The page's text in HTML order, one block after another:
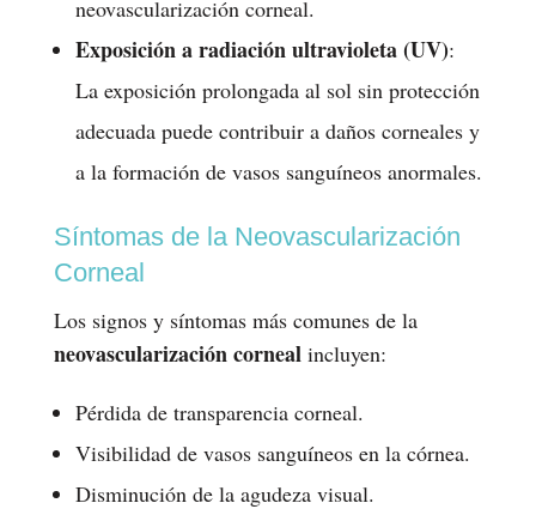
neovascularización corneal.
Exposición a radiación ultravioleta (UV):
La exposición prolongada al sol sin protección
adecuada puede contribuir a daños corneales y
a la formación de vasos sanguíneos anormales.
Síntomas de la Neovascularización
Corneal
Los signos y síntomas más comunes de la
neovascularización cornealincluyen:
Pérdida de transparencia corneal.
Visibilidad de vasos sanguíneos en la córnea.
Disminución de la agudeza visual.